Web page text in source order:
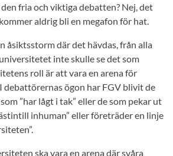
fria och viktiga debatten? Nej, det
aldrig bli en megafon för hat.
åsiktsstorm där det hävdas, från alla
inte skulle se det som
roll är att vara en arena för
debattörernas ögon har FGV blivit de
som ”har lågt i tak” eller de som pekar ut
inhuman” eller företräder en linje
ska vara en arena där svåra